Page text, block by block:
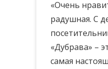
«Очень
радушная. С
«Дубрава» –
самая